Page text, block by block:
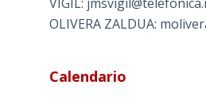
OLIVERA ZALDUA:
Calendario